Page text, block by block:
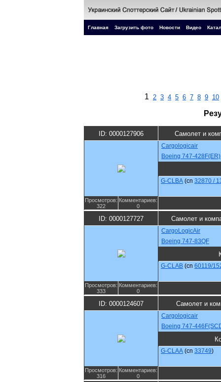
Главная Загрузить фото Новости Видео
1 2 3 4 5 6 7 8 9 10
ID: 0000127906 Самолет и
Cargologicair
Boeing 747-428F(ER)
G-CLBA (cn 32870 /
Просмотров:
322
Комментариев:
0
ID: 0000127727 Самолет и
CargoLogicAir
Boeing 747-83QF
G-CLAB (cn 60119/
Просмотров:
333
Комментариев:
0
ID: 0000124607 Самолет и
Cargologicair
Boeing 747-
G-CLAA (cn 33749)
Просмотров:
316
Комментариев:
0